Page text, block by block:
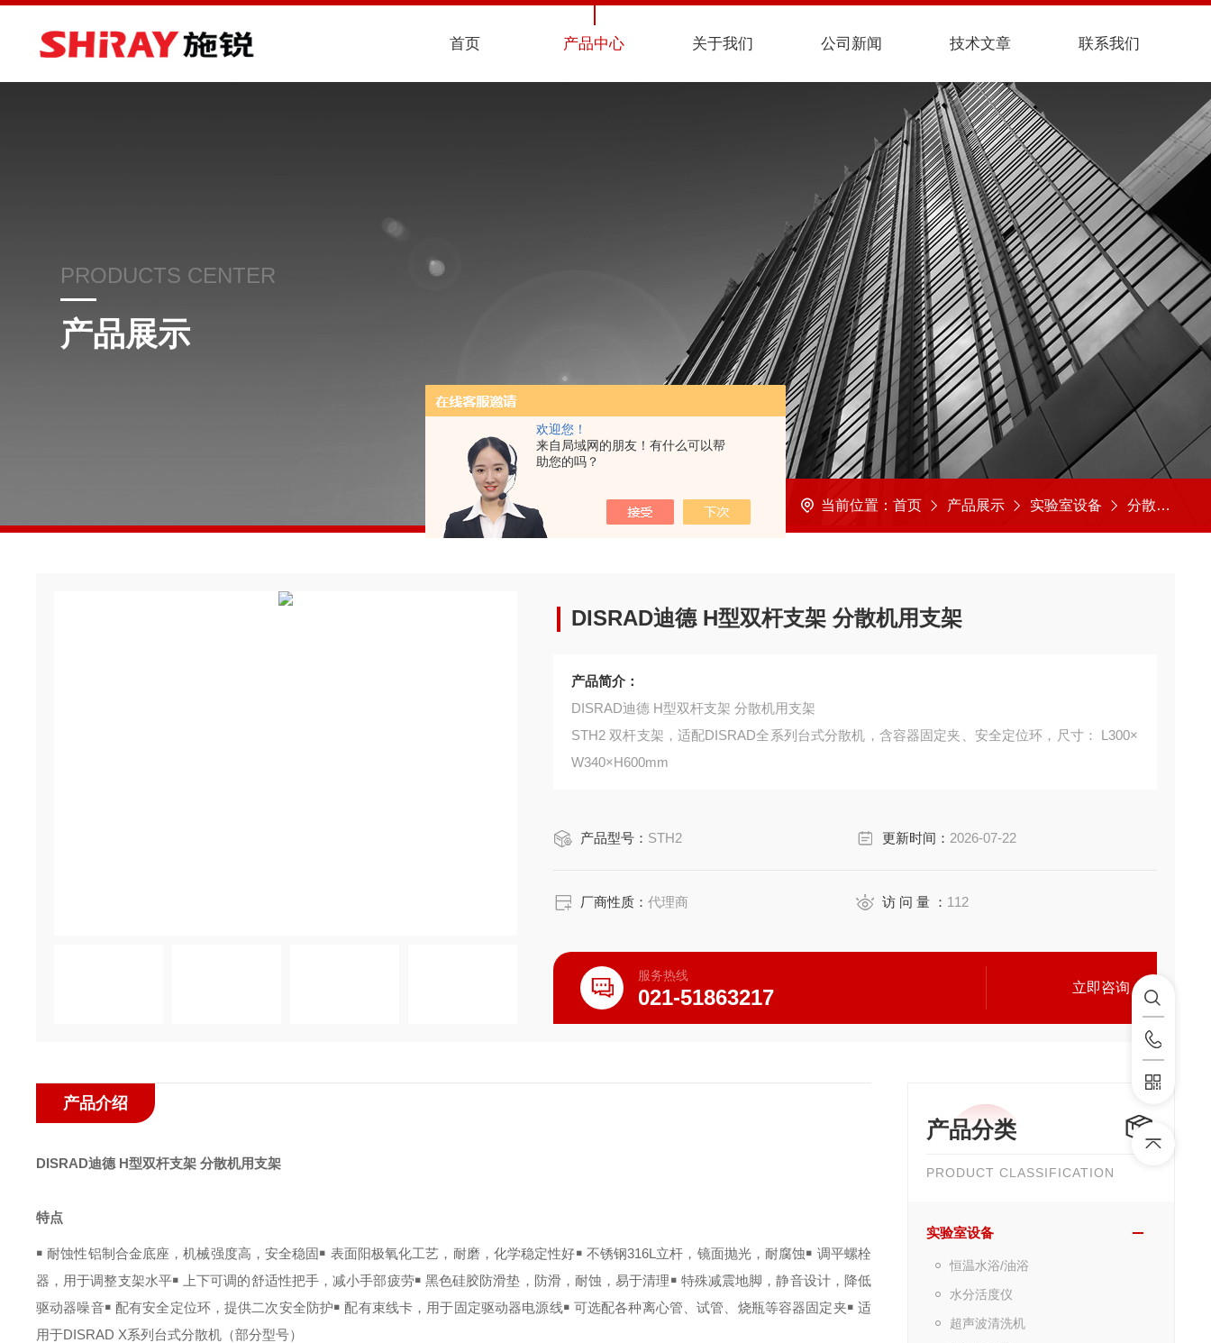
欢迎您！
来自局域网的朋友！有什么可以帮
助您的吗？
首页 产品中心 关于我们 公司新闻 技术文章 联系我们
PRODUCTS CENTER
产品展示
当前位置： 首页 产品展示 实验室设备 分散机
DISRAD迪德 H型双杆支架 分散机用支架
产品简介：
DISRAD迪德 H型双杆支架 分散机用支架
STH2 双杆支架，适配DISRAD全系列台式分散机，含容器固定夹、安全定位环，尺寸： L300×
W340×H600mm
产品型号： STH2 更新时间： 2026-07-22
厂商性质：代理商 访 问 量 ： 112
服务热线
021-51863217 立即咨询
产品分类
PRODUCT CLASSIFICATION
实验室设备
恒温水浴/油浴
水分活度仪
超声波清洗机
产品介绍
DISRAD迪德 H型双杆支架 分散机用支架
特点
￭ 耐蚀性铝制合金底座，机械强度高，安全稳固 ￭ 表面阳极氧化工艺，耐磨，化学稳定性好￭ 不锈钢316L立杆，镜面抛光，耐腐蚀￭ 调平螺栓
器，用于调整支架水平￭ 上下可调的舒适性把手，减小手部疲劳￭ 黑色硅胶防滑垫，防滑，耐蚀，易于清理￭ 特殊减震地脚，静音设计，降低
驱动器噪音￭ 配有安全定位环，提供二次安全防护￭ 配有束线卡，用于固定驱动器电源线￭ 可选配各种离心管、试管、烧瓶等容器固定夹￭ 适
用于DISRAD X系列台式分散机（部分型号）